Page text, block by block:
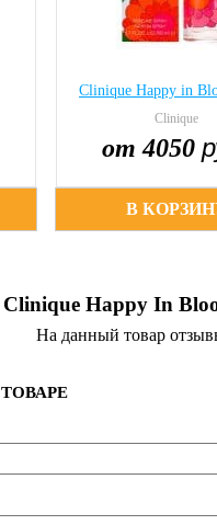
Clinique Happy in
Clinique
от 4050
В
Happy In
На данный товар